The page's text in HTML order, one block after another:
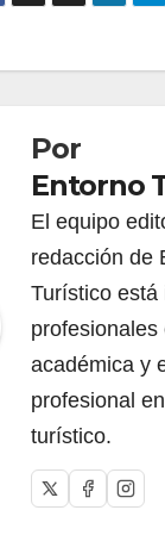
Por
Entorno
El equipo
redacción de
Turístico está
profesionales
académica y
profesional
turístico.